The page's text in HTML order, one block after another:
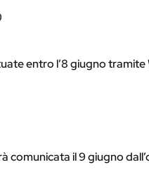
entro l’8 giugno
comunicata il 9 giugno